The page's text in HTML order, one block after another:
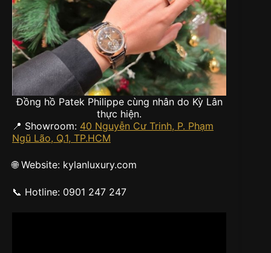
Đồng hồ Patek Philippe cùng nhân do Kỳ Lân
thực hiện.
📍 Showroom: 40 Nguyễn Cư Trinh, P. Phạm
Ngũ Lão, Q.1, TP.HCM
🌐 Website: kylanluxury.com
📞 Hotline: 0901 247 247